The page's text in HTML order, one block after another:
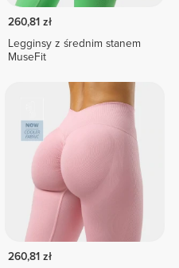
260,81 zł
Legginsy z średnim stanem
MuseFit
260,81 zł